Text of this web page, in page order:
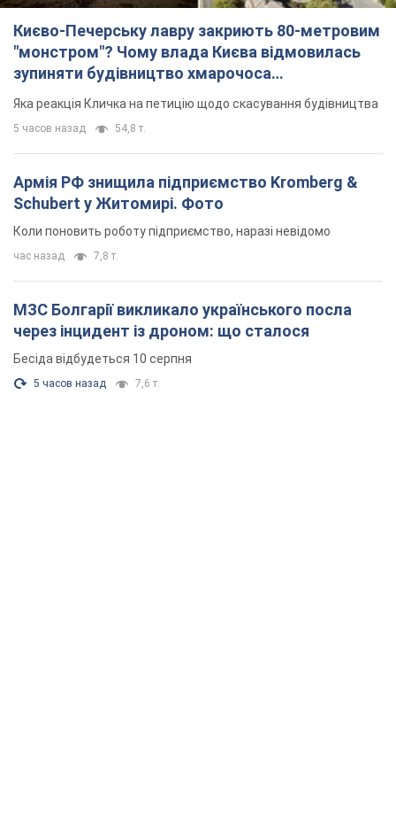
Києво-Печерську лавру закриють 80-метровим
"монстром"? Чому влада Києва відмовилась
зупиняти будівництво хмарочоса
"московського вірянина"
Яка реакція Кличка на петицію щодо скасування будівництва
5 часов назад 54,8 т.
Армія РФ знищила підприємство Kromberg &
Schubert у Житомирі. Фото
Коли поновить роботу підприємство, наразі невідомо
час назад 7,8 т.
МЗС Болгарії викликало українського посла
через інцидент із дроном: що сталося
Бесіда відбудеться 10 серпня
5 часов назад 7,6 т.